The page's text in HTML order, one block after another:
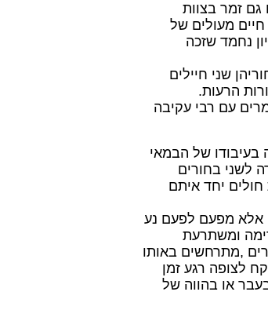
גם זמר בצוות
מעולים של
נחמד שזכה
שני חיילים
הרעות.
עם רבי עקיבה
בעיבודו של הבמאי
לשני בחורים
יחד איתם
אלא מפעם לפעם נע
ומשתרעת
,מתרחשים באותו
לצופה רגע זמן
או בהווה של